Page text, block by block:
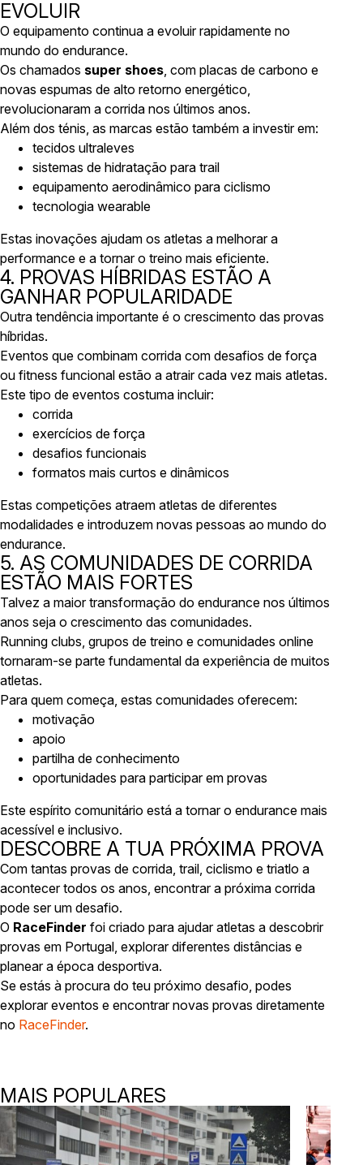
EVOLUIR
O equipamento continua a evoluir rapidamente no
mundo do endurance.
Os chamados super shoes, com placas de carbono e
novas espumas de alto retorno energético,
revolucionaram a corrida nos últimos anos.
Além dos ténis, as marcas estão também a investir em:
tecidos ultraleves
sistemas de hidratação para trail
equipamento aerodinâmico para ciclismo
tecnologia wearable
Estas inovações ajudam os atletas a melhorar a
performance e a tornar o treino mais eficiente.
4. PROVAS HÍBRIDAS ESTÃO A
GANHAR POPULARIDADE
Outra tendência importante é o crescimento das provas
híbridas.
Eventos que combinam corrida com desafios de força
ou fitness funcional estão a atrair cada vez mais atletas.
Este tipo de eventos costuma incluir:
corrida
exercícios de força
desafios funcionais
formatos mais curtos e dinâmicos
Estas competições atraem atletas de diferentes
modalidades e introduzem novas pessoas ao mundo do
endurance.
5. AS COMUNIDADES DE CORRIDA
ESTÃO MAIS FORTES
Talvez a maior transformação do endurance nos últimos
anos seja o crescimento das comunidades.
Running clubs, grupos de treino e comunidades online
tornaram-se parte fundamental da experiência de muitos
atletas.
Para quem começa, estas comunidades oferecem:
motivação
apoio
partilha de conhecimento
oportunidades para participar em provas
Este espírito comunitário está a tornar o endurance mais
acessível e inclusivo.
DESCOBRE A TUA PRÓXIMA PROVA
Com tantas provas de corrida, trail, ciclismo e triatlo a
acontecer todos os anos, encontrar a próxima corrida
pode ser um desafio.
O RaceFinder foi criado para ajudar atletas a descobrir
provas em Portugal, explorar diferentes distâncias e
planear a época desportiva.
Se estás à procura do teu próximo desafio, podes
explorar eventos e encontrar novas provas diretamente
no RaceFinder.
MAIS POPULARES